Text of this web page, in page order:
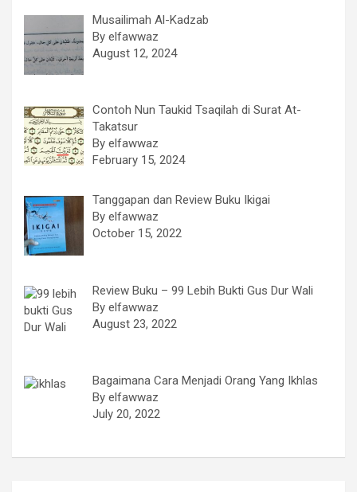
Musailimah Al-Kadzab
By elfawwaz
August 12, 2024
Contoh Nun Taukid Tsaqilah di Surat At-
Takatsur
By elfawwaz
February 15, 2024
Tanggapan dan Review Buku Ikigai
By elfawwaz
October 15, 2022
Review Buku – 99 Lebih Bukti Gus Dur Wali
By elfawwaz
August 23, 2022
Bagaimana Cara Menjadi Orang Yang Ikhlas
By elfawwaz
July 20, 2022